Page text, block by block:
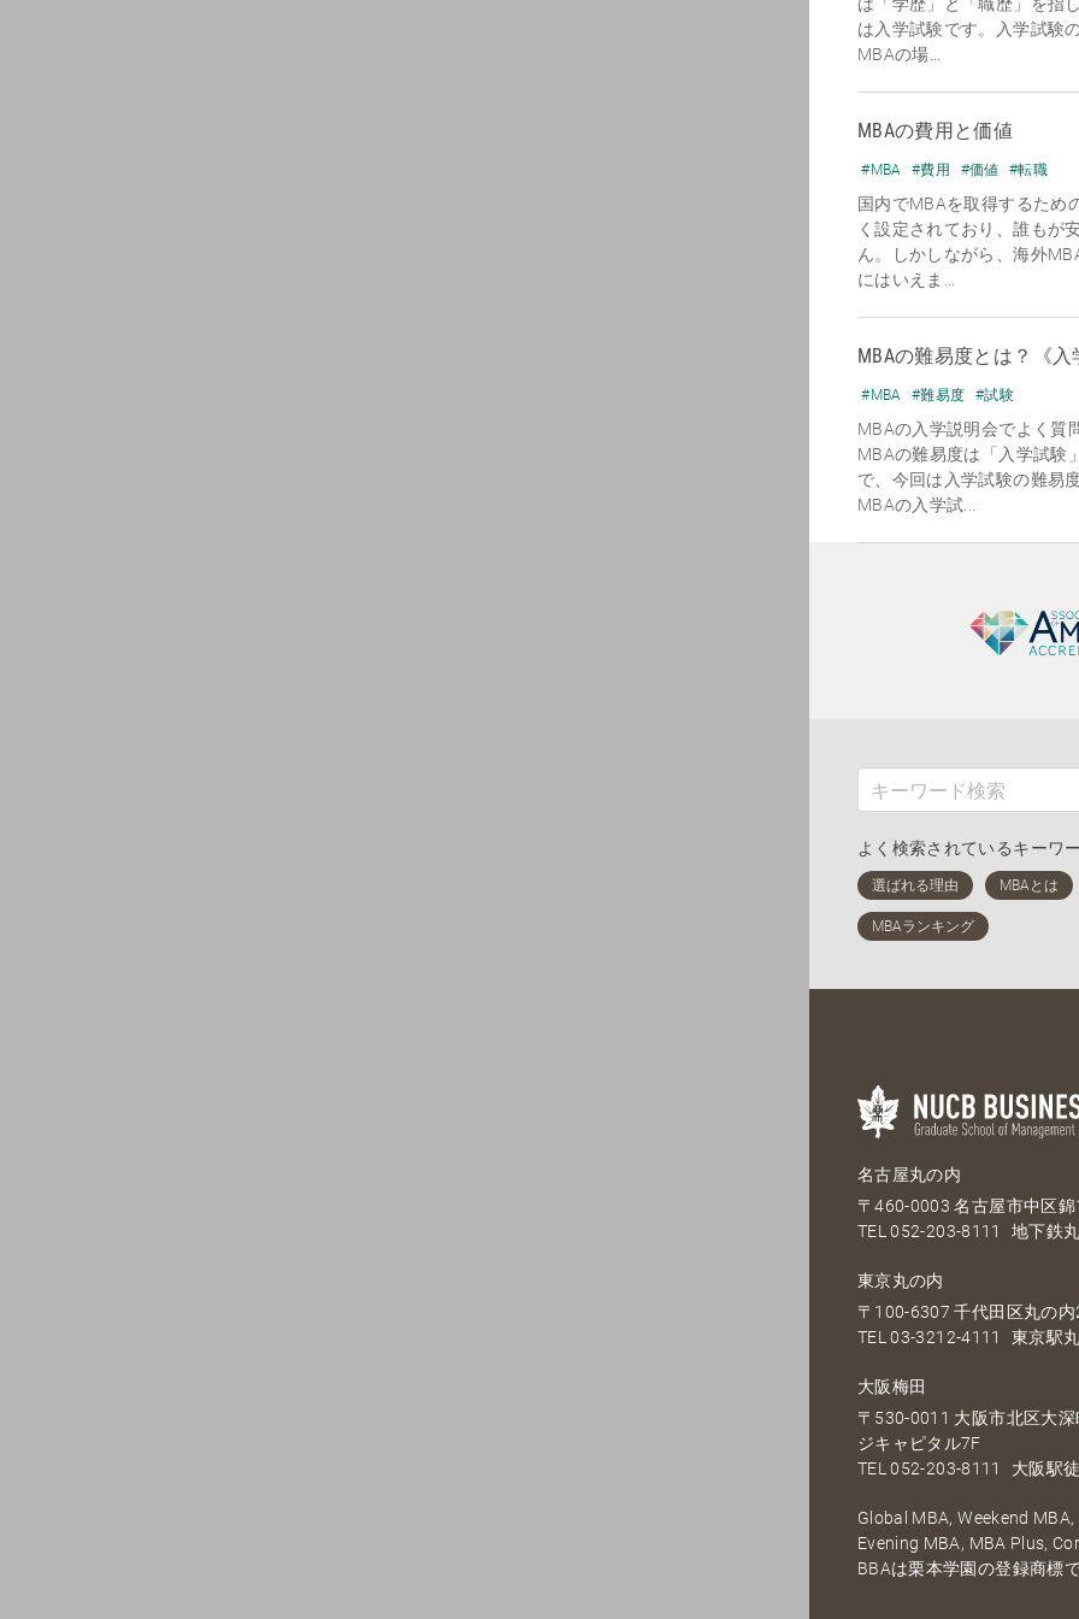
は入学試験です。入学試験
MBAの場...
MBAの費用と価値
#MBA #費用 #価値 #転職
国内でMBAを取得するため
く設定されており、誰もが
ん。しかしながら、海外
にはいえま...
MBAの難易度とは？《入
#MBA #難易度 #試験
MBAの入学説明会でよく質
MBAの難易度は「入学試験
で、今回は入学試験の難易
MBAの入学試...
よく検索されているキーワ
名古屋丸の内
〒460-0003 名古屋市中区
TEL052-203-8111 地下鉄
東京丸の内
〒100-6307 千代田区丸の
TEL03-3212-4111 東京駅
大阪梅田
〒530-0011 大阪市北区大
ジキャピタル7F
TEL052-203-8111 大阪駅
Global MBA, Weekend
Evening MBA, MBA Plus,
BBAは栗本学園の登録商標